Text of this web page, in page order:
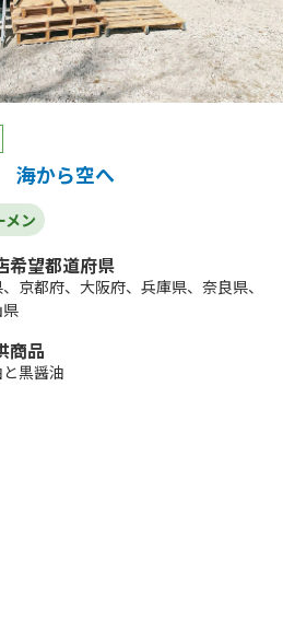
海から空へ
メン
希望都道府県
、 京都府、 大阪府、 兵庫県、 奈良県、
商品
黒醤油